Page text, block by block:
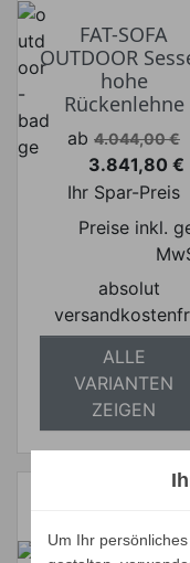
FAT-SOFA
OUTDOOR
hohe
Rückenlehne
Verkaufspreis
ab 4.044,00 €
Preis
3.841,80 €
Ihr Spar-Preis
Preise inkl.
absolut
ALLE
VARIANTEN
ZEIGEN
Um Ihr